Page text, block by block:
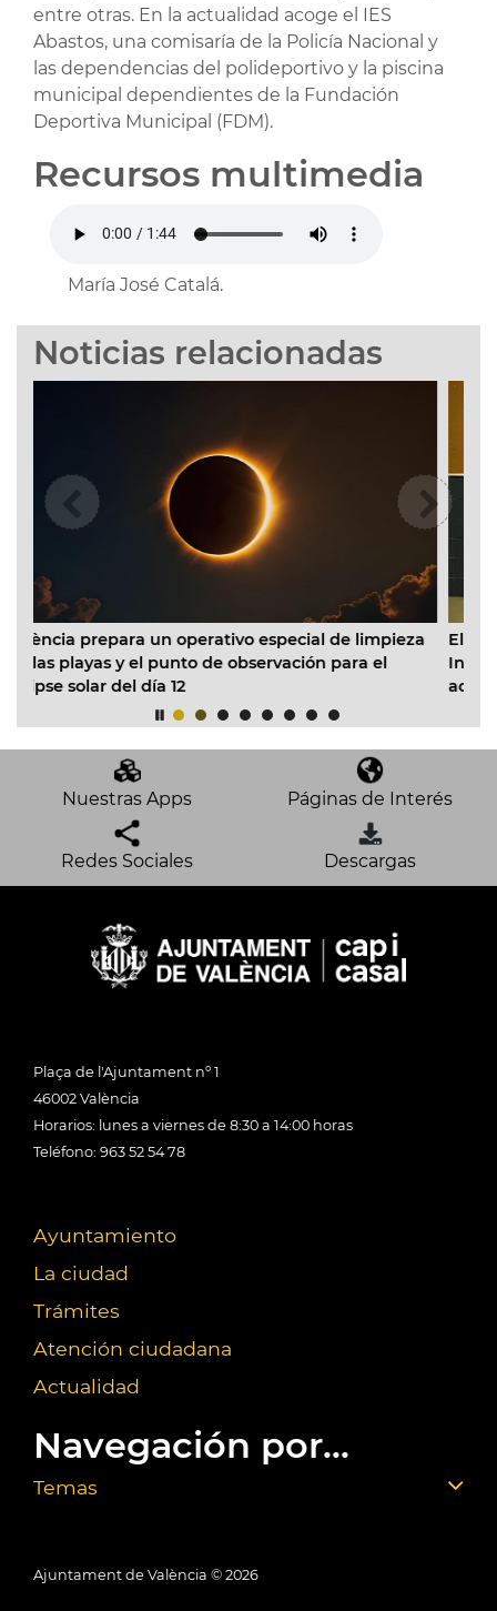
entre otras. En la actualidad acoge el IES
Abastos, una comisaría de la Policía Nacional y
las dependencias del polideportivo y la piscina
municipal dependientes de la Fundación
Deportiva Municipal (FDM).
Recursos multimedia
María José Catalá.
Noticias relacionadas
especial de limpieza
observación para el
El Ayuntamiento inicia la
Infantil Municipal Pardalets e
acondicionado en todas las aulas
Nuestras Apps Páginas de Interés
Redes Sociales Descargas
Plaça de l'Ajuntament nº 1
46002 València
Horarios: lunes a viernes de 8:30 a 14:00 horas
Teléfono: 963 52 54 78
Ayuntamiento
La ciudad
Trámites
Atención ciudadana
Actualidad
Navegación por...
Temas
Ajuntament de València © 2026